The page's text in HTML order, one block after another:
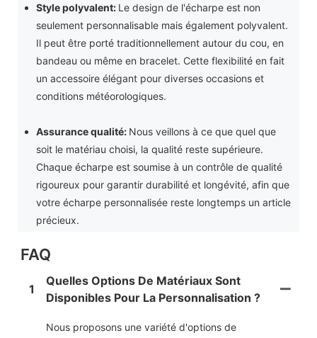
Style polyvalent: Le design de l'écharpe est non
seulement personnalisable mais également polyvalent.
Il peut être porté traditionnellement autour du cou, en
bandeau ou même en bracelet. Cette flexibilité en fait
un accessoire élégant pour diverses occasions et
conditions météorologiques.
Assurance qualité: Nous veillons à ce que quel que
soit le matériau choisi, la qualité reste supérieure.
Chaque écharpe est soumise à un contrôle de qualité
rigoureux pour garantir durabilité et longévité, afin que
votre écharpe personnalisée reste longtemps un article
précieux.
FAQ
1
Quelles Options De Matériaux Sont
Disponibles Pour La Personnalisation ?
Nous proposons une variété d'options de